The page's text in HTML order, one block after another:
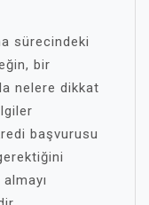
sürecindeki
bir
nelere dikkat
başvurusu